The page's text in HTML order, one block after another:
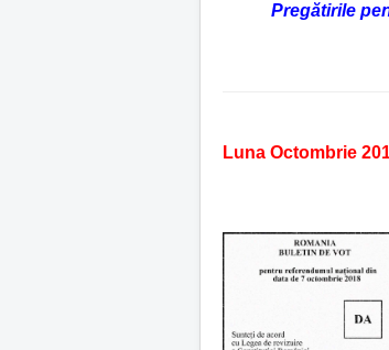
Pregătirile
Luna Octombrie